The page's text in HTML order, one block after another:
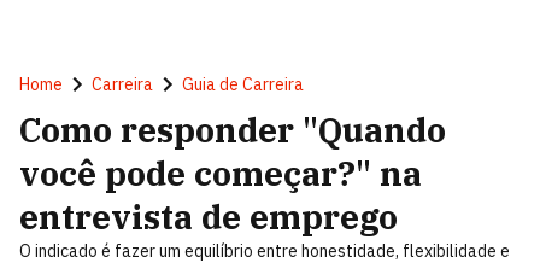
Home Carreira Guia de Carreira
Como responder "Quando
você pode começar?" na
entrevista de emprego
O indicado é fazer um equilíbrio entre honestidade, flexibilidade e